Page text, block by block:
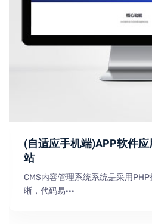
(自适应手机端)APP软件
站
CMS内容管理系统系统是采用
晰，代码易···